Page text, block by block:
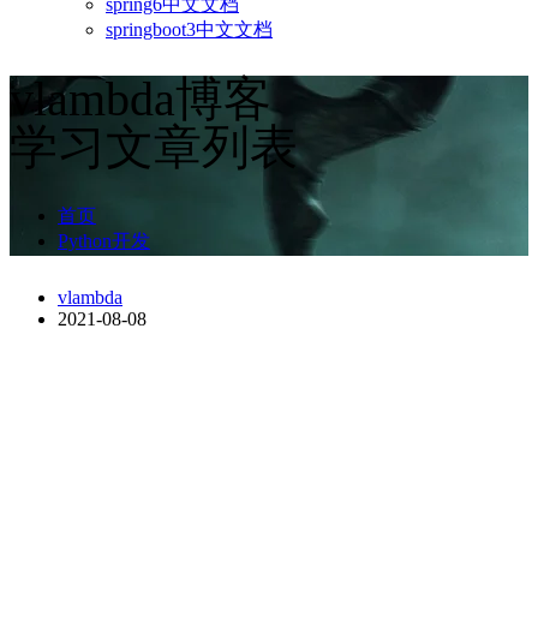
spring6中文文档
springboot3中文文档
vlambda博客
学习文章列表
首页
Python开发
vlambda
2021-08-08